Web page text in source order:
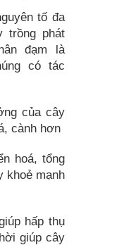
tố đa
trồng phát
đạm là
có tác
của cây
cành hơn
hoá, tổng
khoẻ mạnh
hấp thụ
giúp cây